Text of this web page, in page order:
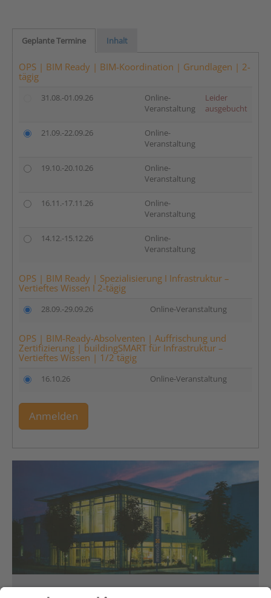
Geplante Termine Inhalt
OPS | BIM Ready | BIM-Koordination | Grundlagen | 2-
tägig
31.08.-01.09.26
Online-
Veranstaltung
Leider
ausgebucht
21.09.-22.09.26
Online-
Veranstaltung
19.10.-20.10.26
Online-
Veranstaltung
16.11.-17.11.26
Online-
Veranstaltung
14.12.-15.12.26
Online-
Veranstaltung
OPS | BIM Ready | Spezialisierung I Infrastruktur –
Vertieftes Wissen I 2-tägig
28.09.-29.09.26 Online-Veranstaltung
OPS | BIM-Ready-Absolventen | Auffrischung und
Zertifizierung | buildingSMART für Infrastruktur –
Vertieftes Wissen | 1/2 tägig
16.10.26 Online-Veranstaltung
Anmelden